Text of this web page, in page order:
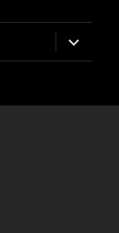
öffnen